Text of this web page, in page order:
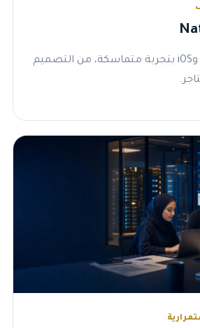
تطبيقات Android وiOS بتجربة متماسكة، من التصميم